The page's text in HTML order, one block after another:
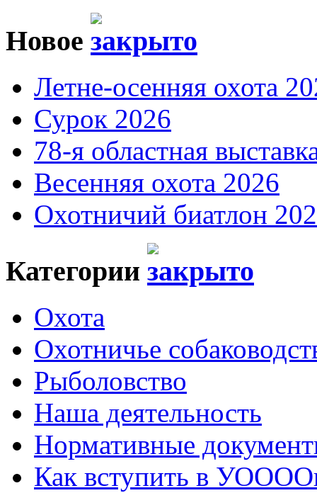
Новое
Летне-осенняя охота
Сурок 2026
78-я областная
Весенняя охота 2026
Охотничий биатлон
Категории
Охота
Охотничье
Рыболовство
Наша деятельность
Нормативные
Как вступить в